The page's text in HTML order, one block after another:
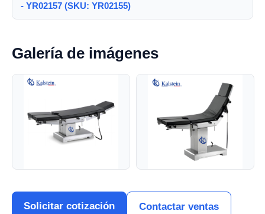
- YR02157 (SKU: YR02155)
Galería de imágenes
Solicitar cotización Contactar ventas